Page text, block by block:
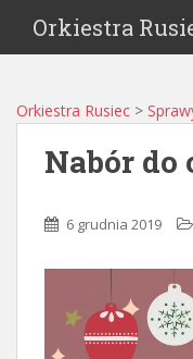
Orkiestra
Orkiestra Rusiec >
Nabór
6 grudnia 2019